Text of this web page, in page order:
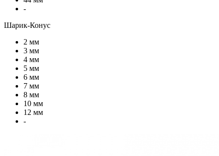
-
Шарик-Конус
2 мм
3 мм
4 мм
5 мм
6 мм
7 мм
8 мм
10 мм
12 мм
-